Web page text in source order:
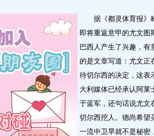
据《都灵体育报》
即将重返意甲的尤文图
巴西人产生了兴趣，有
的是文章写道：尤文正
待切尔西的决定，这表
大利媒体已经承认阿莱
于蓝军，还句话说尤文
切尔西挖人。德尚希望
一流中卫早就不是秘密